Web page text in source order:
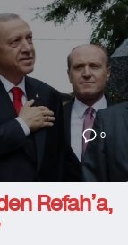
0
Refah’a,